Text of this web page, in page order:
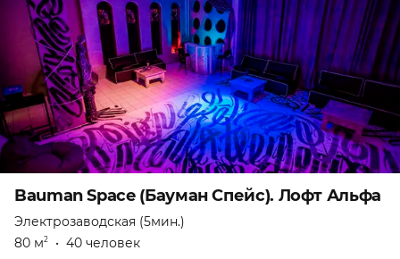
Bauman Space (Бауман Спейс). Лофт Альфа
Электрозаводская (5мин.)
80 м2 • 40 человек